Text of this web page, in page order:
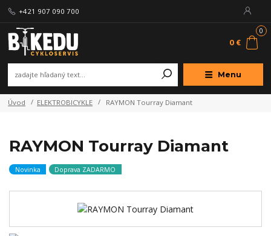
Menu
+421 907 090 700
0
0 €
Úvod ELEKTROBICYKLE RAYMON Tourray Diamant
RAYMON Tourray Diamant
Novinka Doprava ZADARMO